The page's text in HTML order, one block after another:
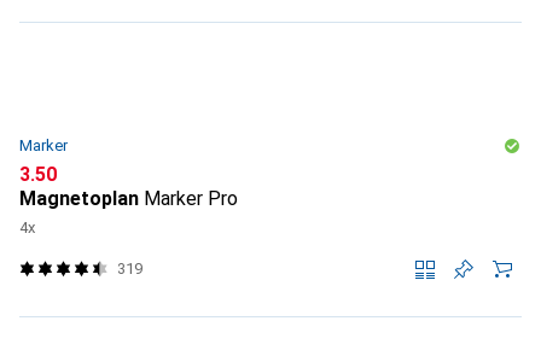
Marker
CHF
3.50
Magnetoplan Marker Pro
4x
319